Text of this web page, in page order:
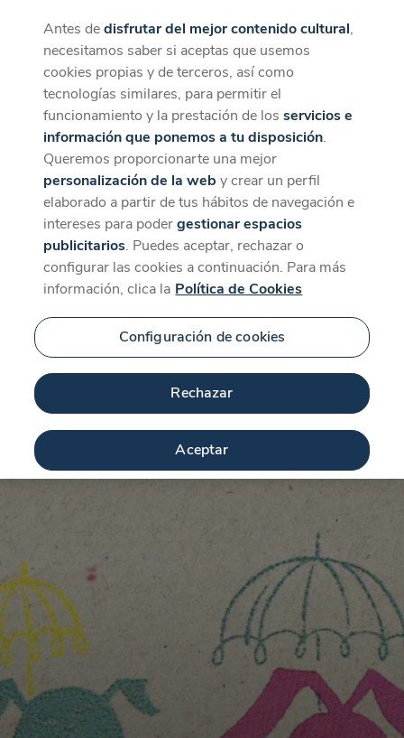
CaixaForum+
La mejor experiencia desde la App
Descargar
Antes dedisfrutar del mejor contenido cultural,
necesitamos saber si aceptas que usemos
cookies propias y de terceros, así como
tecnologías similares, para permitir el
funcionamiento y la prestación de losservicios e
información que ponemos a tu disposición.
Queremos proporcionarte una mejor
personalización de la web y crear un perfil
elaborado a partir de tus hábitos de navegación e
intereses para podergestionar espacios
publicitarios. Puedes aceptar, rechazar o
configurar las cookies a continuación. Para más
información, clica la Política de Cookies
Configuración de cookies
Rechazar
Aceptar